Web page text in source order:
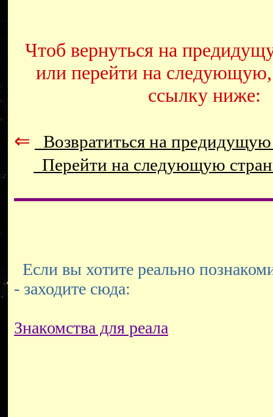
Чтоб вернуться на
или перейти на
ссылку ниже:
⇐
Возвратиться на
Перейти на следующую
Если вы хотите реально
- заходите сюда:
Знакомства для реала